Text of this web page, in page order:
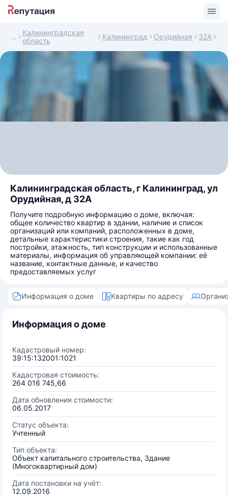
Калининградская
область
Калининград Орудийная 32А
Калининградская область, г Калининград, ул
Орудийная, д 32А
Получите подробную информацию о доме, включая:
общее количество квартир в здании, наличие и список
организаций или компаний, расположенных в доме,
детальные характеристики строения, такие как год
постройки, этажность, тип конструкции и использованные
материалы, информация об управляющей компании: её
название, контактные данные, и качество
предоставляемых услуг
Информация о доме Квартиры по адресу
Информация о доме
Кадастровый номер:
39:15:132001:1021
Кадастровая стоимость:
264 016 745,66
Дата обновления стоимости:
06.05.2017
Статус объекта:
Учтенный
Тип объекта:
Объект капитального строительства, Здание
(Многоквартирный дом)
Дата постановки на учёт:
12.09.2016